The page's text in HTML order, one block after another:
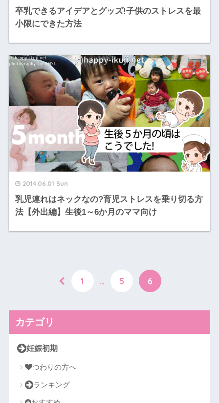
卒乳できるアイデアとグッズ!子供のストレスを最
小限にできた方法
2014.06.01 Sun
乳児連れはネックなの?育児ストレスを乗り切る方
法【外出編】生後1～6か月のママ向け
1 … 5 6
カテゴリ
妊娠初期
つわりの方へ
ランキング